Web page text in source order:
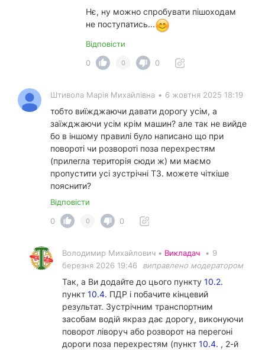
Нє, ну можно спробувати пішоходам
не поступатись...
Відповісти
0
0 0
Штивола Марія Михайлівна • 6 жовтня 2025 18:19
тобто виїжджаючи давати дорогу усім, а
заїжджаючи усім крім машин? але так не вийде
бо в іншому правилі було написано що при
повороті чи розвороті поза перехрестям
(прилегла територія сюди ж) ми маємо
пропустити усі зустрічні ТЗ. можете чіткіше
пояснити?
Відповісти
0
0 0
Володимир Михайлович • Викладач • 9
березня 2026 19:46
виправлено модератором
Так, а Ви додайте до цього пункту 10.2.
пункт 10.4. ПДР і побачите кінцевий
результат. Зустрічним транспортним
засобам водій якраз дає дорогу, виконуючи
поворот ліворуч або розворот на перегоні
дороги поза перехрестям (пункт 10.4. , 2-й